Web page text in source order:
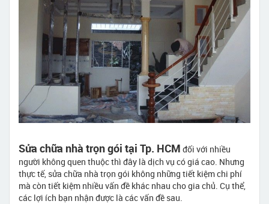
Sửa chữa nhà trọn gói tại Tp. HCM đối với nhiều
người không quen thuộc thì đây là dịch vụ có giá cao. Nhưng
thực tế, sửa chữa nhà trọn gói không những tiết kiệm chi phí
mà còn tiết kiệm nhiều vấn đề khác nhau cho gia chủ. Cụ thể,
các lợi ích bạn nhận được là các vấn đề sau.